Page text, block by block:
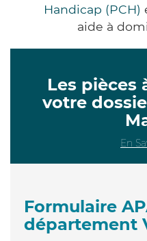
Handicap (PCH)
aide à
Les pièces
votre
En
Formulaire
département